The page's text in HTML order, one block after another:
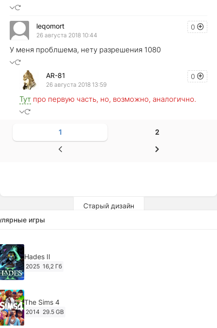
0
leqomort
26 августа 2018 10:44
У меня проблшема, нету разрешения 1080
0
AR-81
26 августа 2018 13:59
Тут про первую часть, но, возможно, аналогично.
1 2
Старый дизайн
игры
Hades II
2025 16,2 Гб
The Sims 4
2014 29.5 GB